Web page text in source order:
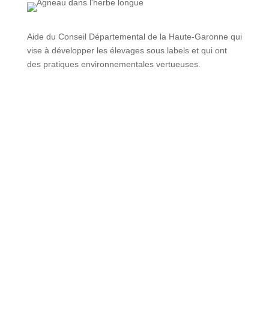
Aide du Conseil Départemental de la Haute-Garonne qui
vise à développer les élevages sous labels et qui ont
des pratiques environnementales vertueuses.